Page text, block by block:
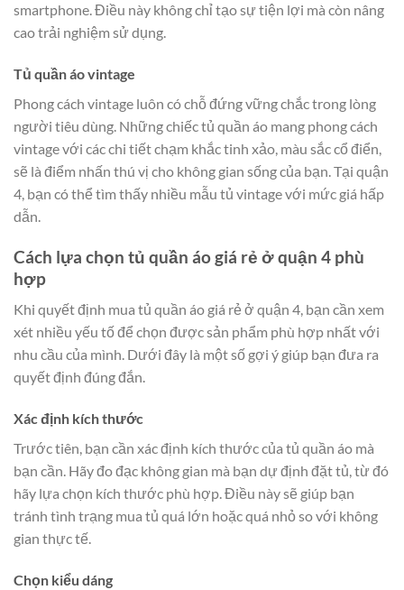
smartphone. Điều này không chỉ tạo sự tiện lợi mà còn nâng
cao trải nghiệm sử dụng.
Tủ quần áo vintage
Phong cách vintage luôn có chỗ đứng vững chắc trong lòng
người tiêu dùng. Những chiếc tủ quần áo mang phong cách
vintage với các chi tiết chạm khắc tinh xảo, màu sắc cổ điển,
sẽ là điểm nhấn thú vị cho không gian sống của bạn. Tại quận
4, bạn có thể tìm thấy nhiều mẫu tủ vintage với mức giá hấp
dẫn.
Cách lựa chọn tủ quần áo giá rẻ ở quận 4 phù
hợp
Khi quyết định mua tủ quần áo giá rẻ ở quận 4, bạn cần xem
xét nhiều yếu tố để chọn được sản phẩm phù hợp nhất với
nhu cầu của mình. Dưới đây là một số gợi ý giúp bạn đưa ra
quyết định đúng đắn.
Xác định kích thước
Trước tiên, bạn cần xác định kích thước của tủ quần áo mà
bạn cần. Hãy đo đạc không gian mà bạn dự định đặt tủ, từ đó
hãy lựa chọn kích thước phù hợp. Điều này sẽ giúp bạn
tránh tình trạng mua tủ quá lớn hoặc quá nhỏ so với không
gian thực tế.
Chọn kiểu dáng